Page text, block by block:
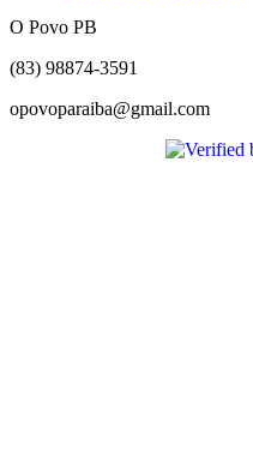
O Povo PB
(83) 98874-3591
opovoparaiba@gmail.com